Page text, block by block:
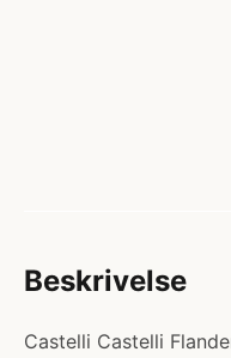
Beskrivelse
Castelli Castelli